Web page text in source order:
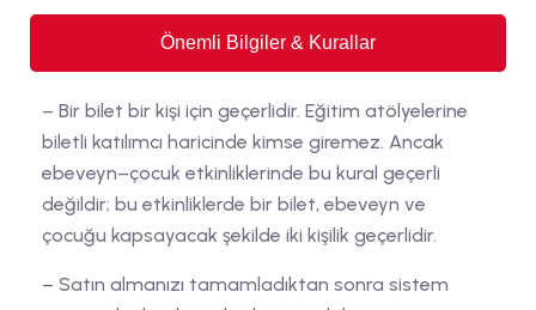
Önemli Bilgiler & Kurallar
– Bir bilet bir kişi için geçerlidir. Eğitim atölyelerine
biletli katılımcı haricinde kimse giremez. Ancak
ebeveyn–çocuk etkinliklerinde bu kural geçerli
değildir; bu etkinliklerde bir bilet, ebeveyn ve
çocuğu kapsayacak şekilde iki kişilik geçerlidir.
– Satın almanızı tamamladıktan sonra sistem